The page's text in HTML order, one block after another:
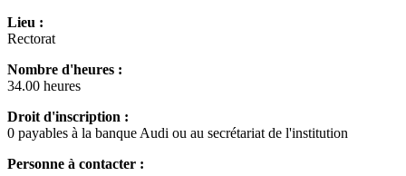
Lieu :
Rectorat
Nombre d'heures :
34.00 heures
Droit d'inscription :
0 payables à la banque Audi ou au secrétariat de l'institution
Personne à contacter :